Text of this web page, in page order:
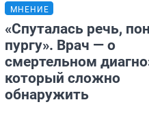
МНЕНИЕ
«Спуталась речь,
пургу». Врач — о
смертельном
который сложно
обнаружить